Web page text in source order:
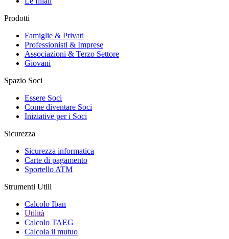
Prodotti
Famiglie & Privati
Professionisti & Imprese
Associazioni & Terzo Settore
Giovani
Spazio Soci
Essere Soci
Come diventare Soci
Iniziative per i Soci
Sicurezza
Sicurezza informatica
Carte di pagamento
Sportello ATM
Strumenti Utili
Calcolo Iban
Utilità
Calcolo TAEG
Calcola il mutuo